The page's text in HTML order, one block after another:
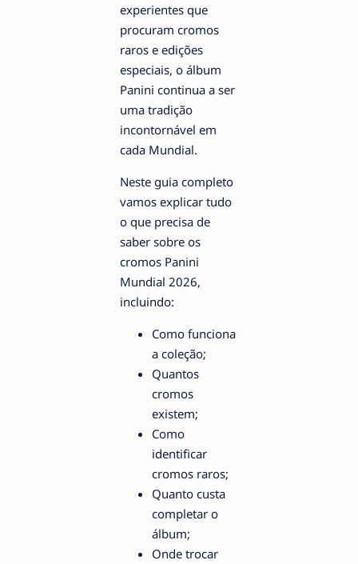
experientes que
procuram cromos
raros e edições
especiais, o álbum
Panini continua a ser
uma tradição
incontornável em
cada Mundial.
Neste guia completo
vamos explicar tudo
o que precisa de
saber sobre os
cromos Panini
Mundial 2026,
incluindo:
Como funciona
a coleção;
Quantos
cromos
existem;
Como
identificar
cromos raros;
Quanto custa
completar o
álbum;
Onde trocar